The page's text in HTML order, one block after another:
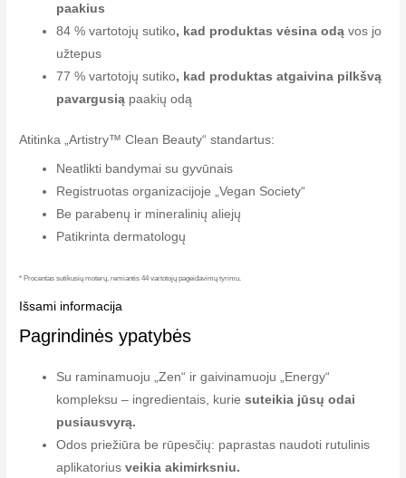
paakius
84 % vartotojų sutiko, kad produktas vėsina odą vos jo
užtepus
77 % vartotojų sutiko, kad produktas atgaivina pilkšvą
pavargusią paakių odą
Atitinka „Artistry™ Clean Beauty“ standartus:
Neatlikti bandymai su gyvūnais
Registruotas organizacijoje „Vegan Society“
Be parabenų ir mineralinių aliejų
Patikrinta dermatologų
* Procentas sutikusių moterų, remiantis 44 vartotojų pageidavimų tyrimu.
Išsami informacija
Pagrindinės ypatybės
Su raminamuoju „Zen“ ir gaivinamuoju „Energy“
kompleksu – ingredientais, kuriesuteikia jūsų odai
pusiausvyrą.
Odos priežiūra be rūpesčių: paprastas naudoti rutulinis
aplikatoriusveikia akimirksniu.